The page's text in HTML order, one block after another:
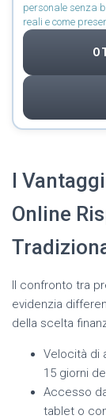
personale senza
reali e come
I
Online
Il confronto tra
evidenzia
della scelta
Velocità di
15 giorni
Accesso
tablet o